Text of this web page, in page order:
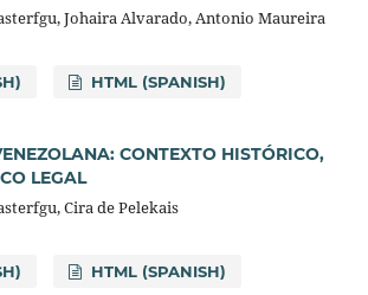
Johaira Alvarado, Antonio Maureira
HTML (SPANISH)
CONTEXTO HISTÓRICO,
LEGAL
Cira de Pelekais
HTML (SPANISH)